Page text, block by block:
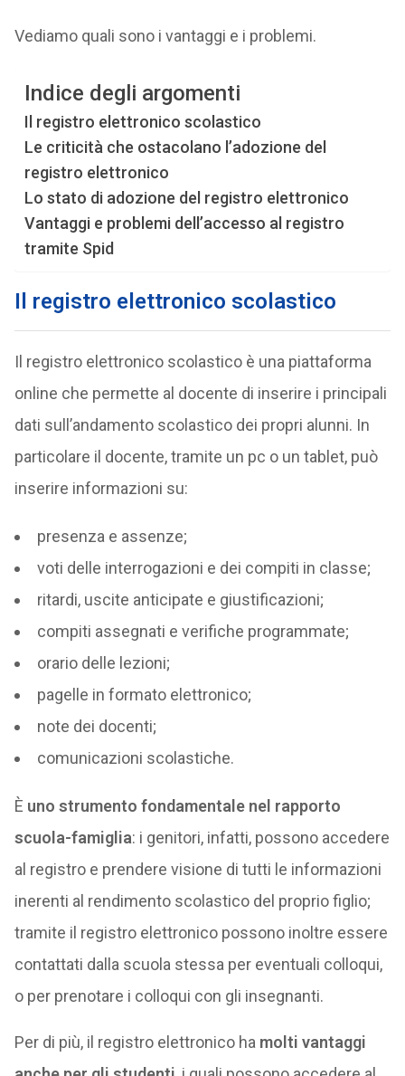
Vediamo quali sono i vantaggi e i problemi.
Indice degli argomenti
Il registro elettronico scolastico
Le criticità che ostacolano l’adozione del
registro elettronico
Lo stato di adozione del registro elettronico
Vantaggi e problemi dell’accesso al registro
tramite Spid
Il registro elettronico scolastico
Il registro elettronico scolastico è una piattaforma
online che permette al docente di inserire i principali
dati sull’andamento scolastico dei propri alunni. In
particolare il docente, tramite un pc o un tablet, può
inserire informazioni su:
presenza e assenze;
voti delle interrogazioni e dei compiti in classe;
ritardi, uscite anticipate e giustificazioni;
compiti assegnati e verifiche programmate;
orario delle lezioni;
pagelle in formato elettronico;
note dei docenti;
comunicazioni scolastiche.
È uno strumento fondamentale nel rapporto
scuola-famiglia: i genitori, infatti, possono accedere
al registro e prendere visione di tutti le informazioni
inerenti al rendimento scolastico del proprio figlio;
tramite il registro elettronico possono inoltre essere
contattati dalla scuola stessa per eventuali colloqui,
o per prenotare i colloqui con gli insegnanti.
Per di più, il registro elettronico ha molti vantaggi